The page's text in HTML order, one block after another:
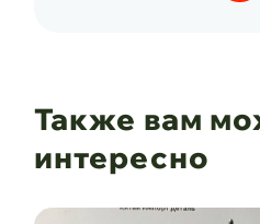
Также вам
интересно